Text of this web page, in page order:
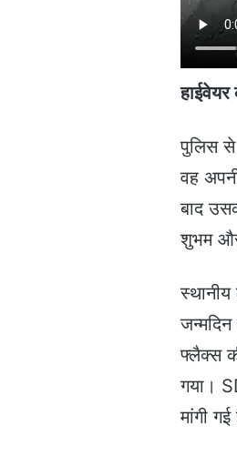
हाईवेयर
पुलिस से
वह
बाद
शुभम
फ्लैक्स
गया।
मांगी